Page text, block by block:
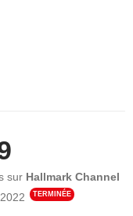
sur Hallmark Channel
TERMINÉE